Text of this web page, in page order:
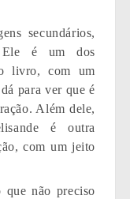
secundários,
é um dos
livro, com um
para ver que é
Além dele,
é outra
com um jeito
que não preciso